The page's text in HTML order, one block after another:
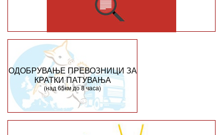
ОДОБРУВАЊЕ ПРЕВОЗНИЦИ ЗА
КРАТКИ ПАТУВАЊА
(над 65км до 8 часа)